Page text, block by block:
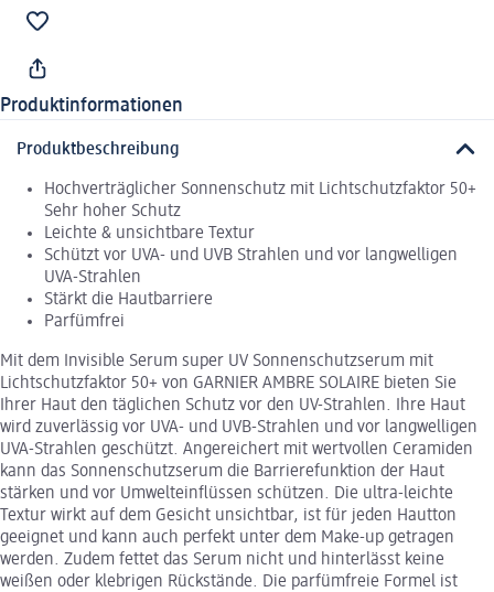
Produktinformationen
Produktbeschreibung
Hochverträglicher Sonnenschutz mit Lichtschutzfaktor 50+
Sehr hoher Schutz
Leichte & unsichtbare Textur
Schützt vor UVA- und UVB Strahlen und vor langwelligen
UVA-Strahlen
Stärkt die Hautbarriere
Parfümfrei
Mit dem Invisible Serum super UV Sonnenschutzserum mit
Lichtschutzfaktor 50+ von GARNIER AMBRE SOLAIRE bieten Sie
Ihrer Haut den täglichen Schutz vor den UV-Strahlen. Ihre Haut
wird zuverlässig vor UVA- und UVB-Strahlen und vor langwelligen
UVA-Strahlen geschützt. Angereichert mit wertvollen Ceramiden
kann das Sonnenschutzserum die Barrierefunktion der Haut
stärken und vor Umwelteinflüssen schützen. Die ultra-leichte
Textur wirkt auf dem Gesicht unsichtbar, ist für jeden Hautton
geeignet und kann auch perfekt unter dem Make-up getragen
werden. Zudem fettet das Serum nicht und hinterlässt keine
weißen oder klebrigen Rückstände. Die parfümfreie Formel ist